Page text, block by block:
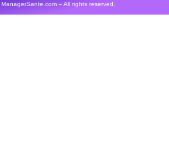
– All rights reserved.